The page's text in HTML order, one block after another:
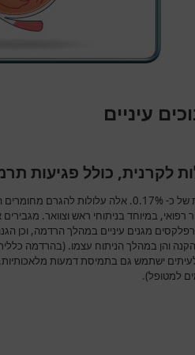
עיניים
לקרנית, כולל פגיעות
שכיחות של כ- 0.17%. אלה עלולות
רפואי, במיוחד בניתוחי ראש וצוואר.
מגנים עיניים במהלך הרדמה, וכן
הקנה והן במהלך הניתוח עצמו. (בהרדמה
ישתמש גם בתמיסת דמעות
למטופל).